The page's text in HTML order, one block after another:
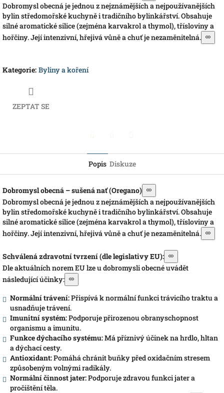
Dobromysl obecná je jednou z nejznámějších a nejpoužívanějších
bylin středomořské kuchyně i tradičního bylinkářství. Obsahuje
silné aromatické silice (zejména karvakrol a thymol), třísloviny a
hořčiny. Její intenzivní, hřejivá vůně a chuť je nezaměnitelná.
Kategorie: Byliny a koření
ZEPTAT SE
Popis Diskuze
Dobromysl obecná – sušená nať (Oregano)
Dobromysl obecná je jednou z nejznámějších a nejpoužívanějších
bylin středomořské kuchyně i tradičního bylinkářství. Obsahuje
silné aromatické silice (zejména karvakrol a thymol), třísloviny a
hořčiny. Její intenzivní, hřejivá vůně a chuť je nezaměnitelná.
Schválená zdravotní tvrzení (dle legislativy EU):
Dle aktuálních norem EU lze u dobromysli obecné uvádět
následující účinky:
Normální trávení:Přispívá k normální funkci trávicího traktu a
usnadňuje trávení.
Imunitní systém:Podporuje přirozenou obranyschopnost
organismu a imunitu.
Funkce dýchacího systému:Má příznivý účinek na hrdlo, hltan
a dýchací cesty.
Antioxidant:Pomáhá chránit buňky před oxidačním stresem
způsobeným volnými radikály.
Normální činnost jater:Podporuje zdravou funkci jater a
pročištění těla.